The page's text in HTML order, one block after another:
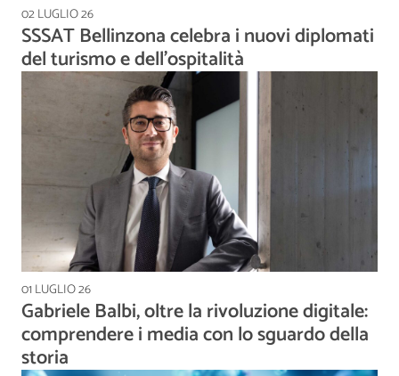
02 LUGLIO 26
SSSAT Bellinzona celebra i nuovi diplomati
del turismo e dell'ospitalità
01 LUGLIO 26
Gabriele Balbi, oltre la rivoluzione digitale:
comprendere i media con lo sguardo della
storia